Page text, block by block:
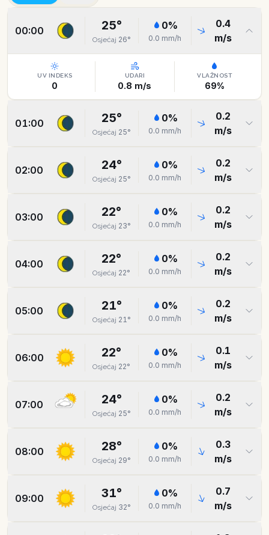
00:00 25°
Osjećaj 26°
0%
0.0 mm/h
0.4
m/s
UV INDEKS
0
UDARI
0.8 m/s
VLAŽNOST
69%
01:00 25°
Osjećaj 25°
0%
0.0 mm/h
0.2
m/s
02:00 24°
Osjećaj 25°
0%
0.0 mm/h
0.2
m/s
03:00 22°
Osjećaj 23°
0%
0.0 mm/h
0.2
m/s
04:00 22°
Osjećaj 22°
0%
0.0 mm/h
0.2
m/s
05:00 21°
Osjećaj 21°
0%
0.0 mm/h
0.2
m/s
06:00 22°
Osjećaj 22°
0%
0.0 mm/h
0.1
m/s
07:00 24°
Osjećaj 25°
0%
0.0 mm/h
0.2
m/s
08:00 28°
Osjećaj 29°
0%
0.0 mm/h
0.3
m/s
09:00 31°
Osjećaj 32°
0%
0.0 mm/h
0.7
m/s